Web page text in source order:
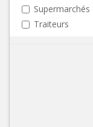
Supermarchés
Traiteurs